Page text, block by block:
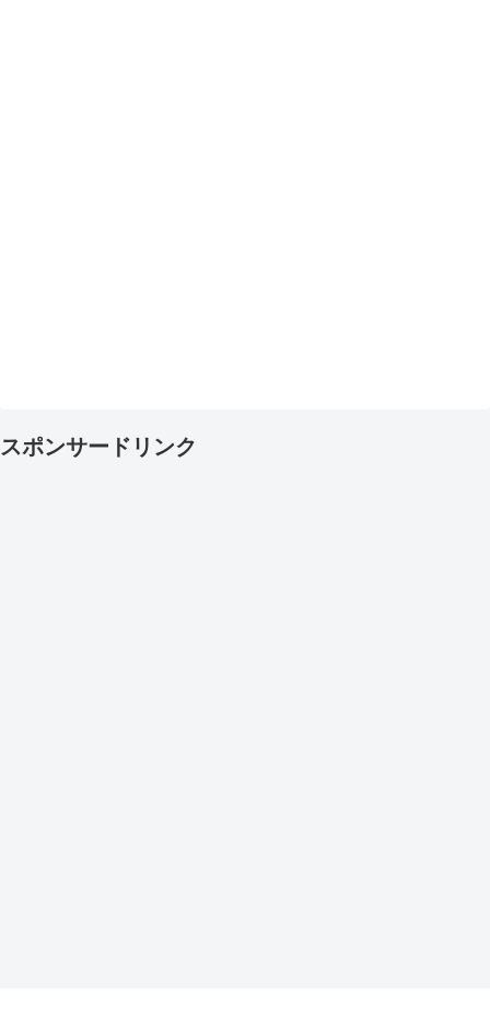
スポンサードリンク